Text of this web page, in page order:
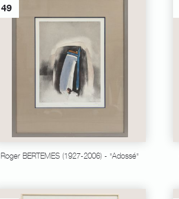
49
Roger BERTEMES (1927-2006) - "Adossé"